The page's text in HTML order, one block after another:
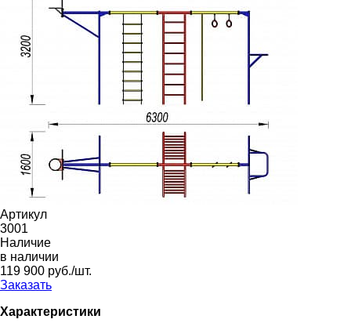
Артикул
3001
Наличие
в наличии
119 900 руб./шт.
Заказать
Характеристики